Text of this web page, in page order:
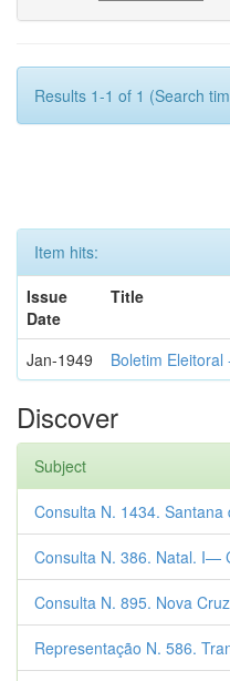
Results 1-1 of 1 (Search
Item hits:
Issue
Date
Title
Jan-1949 Boletim Eleitoral
Discover
Subject
Consulta N. 1434. Santana
Consulta N. 386. Natal. I—
Consulta N. 895. Nova
Representação N. 586.